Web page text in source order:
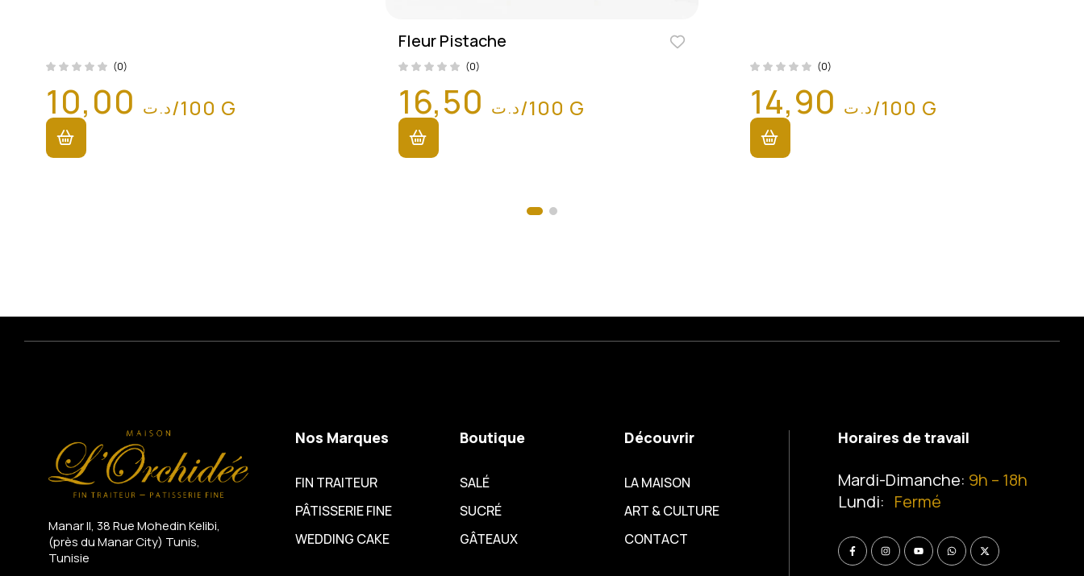
(0)
د.ت/100 G
Fleur Pistache
(0)
د.ت/100 G
(0)
د.ت/100 G
Manar II, 38 Rue Mohedin Kelibi,
(près du Manar City) Tunis,
Tunisie
Nos Marques
FIN TRAITEUR
PÂTISSERIE FINE
WEDDING CAKE
Boutique
SALÉ
SUCRÉ
GÂTEAUX
Découvrir
LA MAISON
ART & CULTURE
CONTACT
Horaires de travail
Mardi-Dimanche: 9h – 18h
Lundi: Fermé